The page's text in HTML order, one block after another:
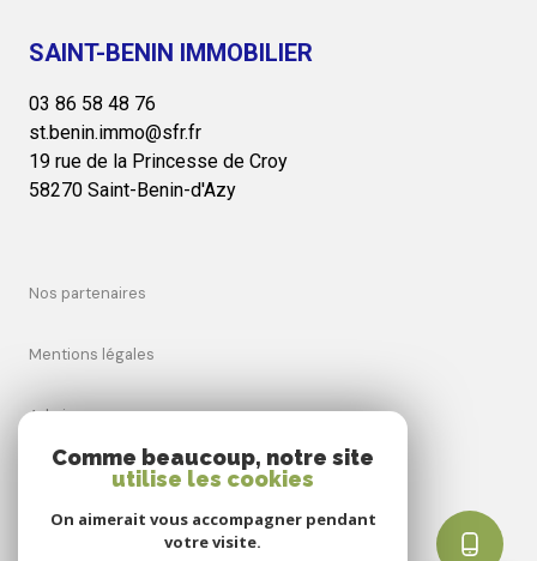
SAINT-BENIN IMMOBILIER
03 86 58 48 76
st.benin.immo@sfr.fr
19 rue de la Princesse de Croy
58270 Saint-Benin-d'Azy
nos partenaires
mentions légales
admin
nos honoraires
Comme beaucoup, notre site
utilise les cookies
On aimerait vous accompagner pendant
votre visite.